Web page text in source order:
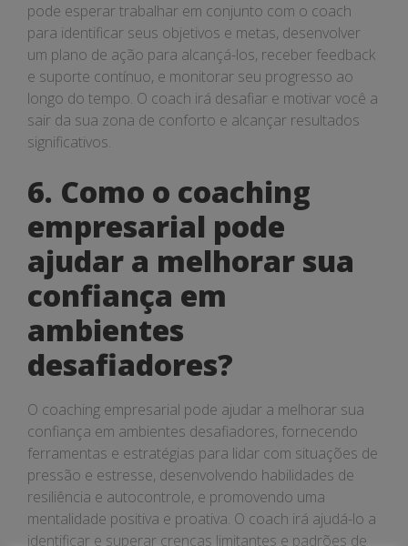
pode esperar trabalhar em conjunto com o coach
para identificar seus objetivos e metas, desenvolver
um plano de ação para alcançá-los, receber feedback
e suporte contínuo, e monitorar seu progresso ao
longo do tempo. O coach irá desafiar e motivar você a
sair da sua zona de conforto e alcançar resultados
significativos.
6. Como o coaching
empresarial pode
ajudar a melhorar sua
confiança em
ambientes
desafiadores?
O coaching empresarial pode ajudar a melhorar sua
confiança em ambientes desafiadores, fornecendo
ferramentas e estratégias para lidar com situações de
pressão e estresse, desenvolvendo habilidades de
resiliência e autocontrole, e promovendo uma
mentalidade positiva e proativa. O coach irá ajudá-lo a
identificar e superar crenças limitantes e padrões de